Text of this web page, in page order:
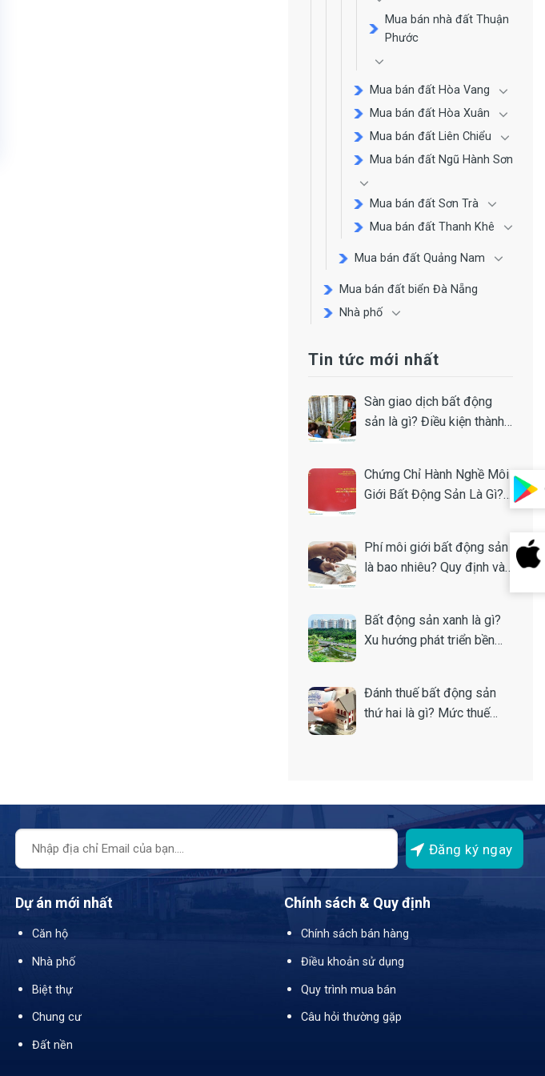
Mua bán nhà đất Thuận
Phước
Mua bán đất Hòa Vang
Mua bán đất Hòa Xuân
Mua bán đất Liên Chiểu
Mua bán đất Ngũ Hành Sơn
Mua bán đất Sơn Trà
Mua bán đất Thanh Khê
Mua bán đất Quảng Nam
Mua bán đất biển Đà Nẵng
Nhà phố
Tin tức mới nhất
Sàn giao dịch bất động
sản là gì? Điều kiện thành
Chứng Chỉ Hành Nghề Môi
Giới Bất Động Sản Là Gì?
Phí môi giới bất động sản
là bao nhiêu? Quy định và
Bất động sản xanh là gì?
Xu hướng phát triển bền
Đánh thuế bất động sản
thứ hai là gì? Mức thuế
Dự án mới nhất
Căn hộ
Nhà phố
Biệt thự
Chung cư
Đất nền
Chính sách & Quy định
Chính sách bán hàng
Điều khoản sử dụng
Quy trình mua bán
Câu hỏi thường gặp